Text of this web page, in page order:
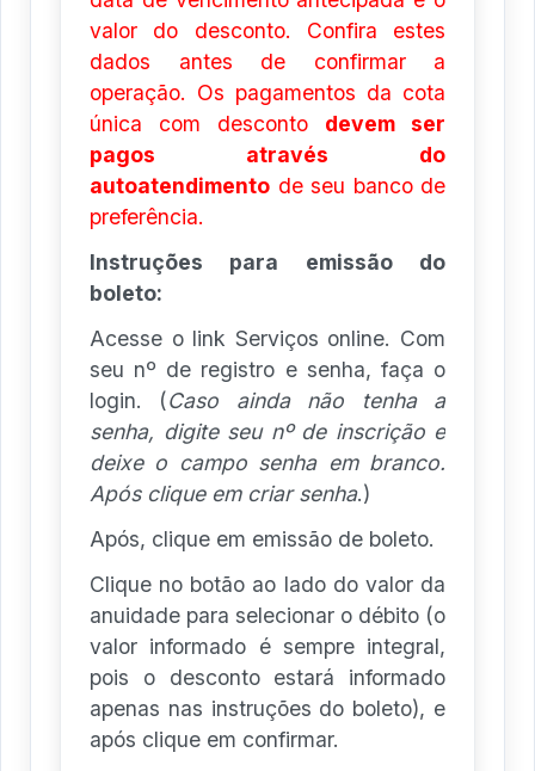
valor do desconto. Confira estes
dados antes de confirmar a
operação. Os pagamentos da cota
única com desconto devem ser
pagos através do
autoatendimento de seu banco de
preferência.
Instruções para emissão do
boleto:
Acesse o link Serviços online. Com
seu nº de registro e senha, faça o
login. (Caso ainda não tenha a
senha, digite seu nº de inscrição e
deixe o campo senha em branco.
Após clique em criar senha.)
Após, clique em emissão de boleto.
Clique no botão ao lado do valor da
anuidade para selecionar o débito (o
valor informado é sempre integral,
pois o desconto estará informado
apenas nas instruções do boleto), e
após clique em confirmar.